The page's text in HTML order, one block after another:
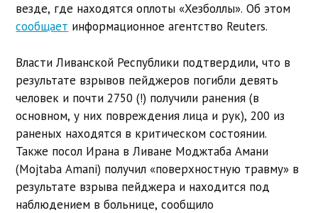
везде, где находятся оплоты «Хезболлы». Об этом
сообщает информационное агентство Reuters.
Власти Ливанской Республики подтвердили, что в
результате взрывов пейджеров погибли девять
человек и почти 2750 (!) получили ранения (в
основном, у них повреждения лица и рук), 200 из
раненых находятся в критическом состоянии.
Также посол Ирана в Ливане Моджтаба Амани
(Mojtaba Amani) получил «поверхностную травму» в
результате взрыва пейджера и находится под
наблюдением в больнице, сообщило